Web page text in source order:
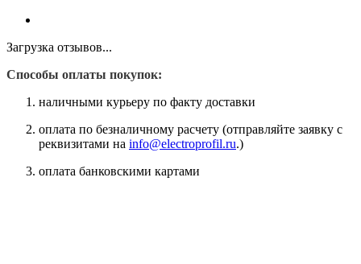
Загрузка отзывов...
Способы оплаты покупок:
наличными курьеру по факту доставки
оплата по безналичному расчету (отправляйте заявку с
реквизитами на info@electroprofil.ru.)
оплата банковскими картами